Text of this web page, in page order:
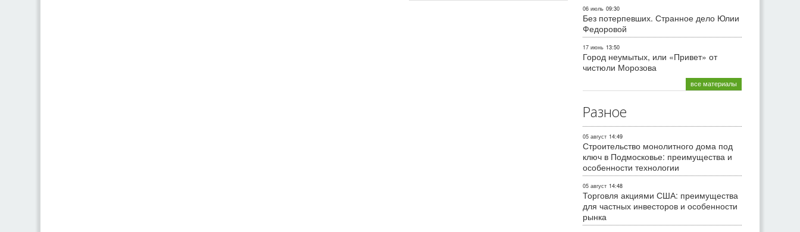
06 июль 09:30
Без потерпевших. Странное дело Юлии
Федоровой
17 июнь 13:50
Город неумытых, или «Привет» от
чистюли Морозова
все материалы
Разное
05 август 14:49
Строительство монолитного дома под
ключ в Подмосковье: преимущества и
особенности технологии
05 август 14:48
Торговля акциями США: преимущества
для частных инвесторов и особенности
рынка